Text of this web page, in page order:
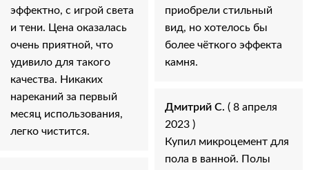
эффектно, с игрой света
и тени. Цена оказалась
очень приятной, что
удивило для такого
качества. Никаких
нареканий за первый
месяц использования,
легко чистится.
приобрели стильный
вид, но хотелось бы
более чёткого эффекта
камня.
Дмитрий С. ( 8 апреля
2023 )
Купил микроцемент для
пола в ванной. Полы